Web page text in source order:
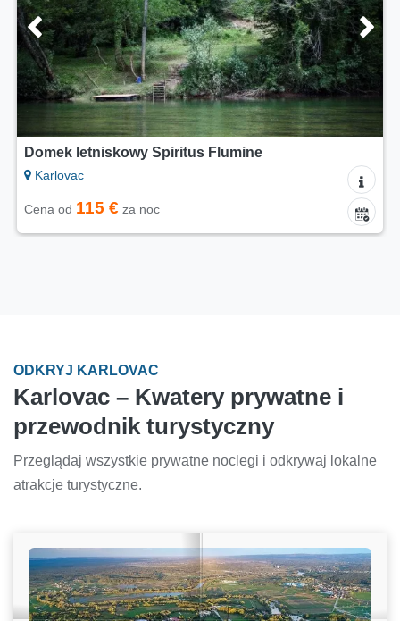
Domek letniskowy Spiritus Flumine
Karlovac
Cena od 115 € za noc
ODKRYJ KARLOVAC
Karlovac – Kwatery prywatne i
przewodnik turystyczny
Przeglądaj wszystkie prywatne noclegi i odkrywaj lokalne
atrakcje turystyczne.